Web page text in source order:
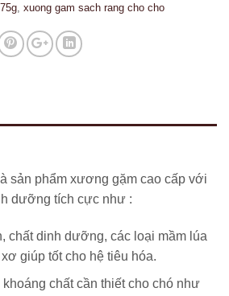
xuong gam sach rang cho cho
là sản phẩm xương gặm cao cấp với
dưỡng tích cực như :
chất dinh dưỡng, các loại mầm lúa
giúp tốt cho hệ tiêu hóa.
chất cần thiết cho chó như